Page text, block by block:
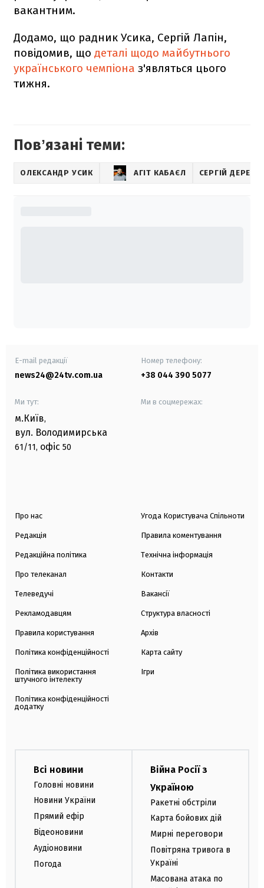
вакантним.
Додамо, що радник Усика, Сергій Лапін,
повідомив, що деталі щодо майбутнього
українського чемпіона з'являться цього
тижня.
Повʼязані теми:
ОЛЕКСАНДР УСИК АГІТ КАБАЄЛ СЕРГІЙ
E-mail редакції
news24@24tv.com.ua
Номер телефону:
+38 044 390 5077
Ми тут:
м.Київ,
вул. Володимирська
61/11, офіс 50
Ми в соцмережах:
Про нас
Редакція
Редакційна політика
Про телеканал
Телеведучі
Рекламодавцям
Правила користування
Політика конфіденційності
Політика використання
штучного інтелекту
Політика конфіденційності
додатку
Угода Користувача Спільноти
Правила коментування
Технічна інформація
Контакти
Вакансії
Структура власності
Архів
Карта сайту
Ігри
Всі новини
Головні новини
Новини України
Прямий ефір
Відеоновини
Аудіоновини
Погода
Війна Росії з
Україною
Ракетні обстріли
Карта бойових дій
Мирні переговори
Повітряна тривога в
Україні
Масована атака по